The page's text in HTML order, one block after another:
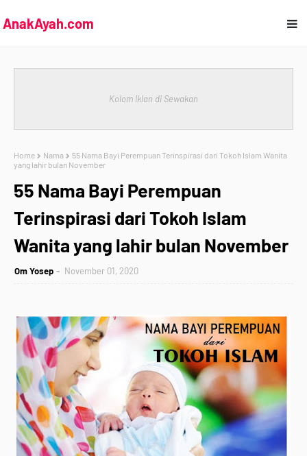
AnakAyah.com
Kolom Iklan di Sewakan
Home Nama
55 Nama Bayi Perempuan Terinspirasi dari Tokoh Islam Wanita
yang lahir bulan November
55 Nama Bayi Perempuan
Terinspirasi dari Tokoh Islam
Wanita yang lahir bulan November
Om Yosep November 01, 2020